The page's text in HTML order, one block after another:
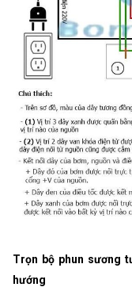
Trọn bộ phun sương
hướng